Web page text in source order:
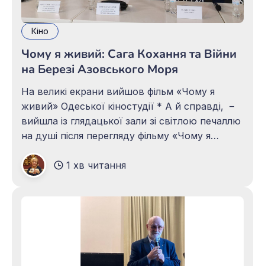
Кіно
Чому я живий: Сага Кохання та Війни
на Березі Азовського Моря
На великі екрани вийшов фільм «Чому я
живий» Одеської кіностудії * А й справді, –
вийшла із глядацької зали зі світлою печаллю
на душі після перегляду фільму «Чому я
з’явився на великих екранах. Рекомендую й
попереджаю: не для слабких. Фільм про
любов і кохання. Про війну
1 хв читання